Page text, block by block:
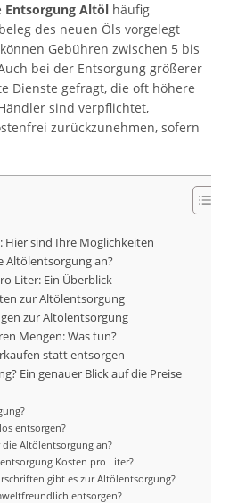
Entsorgung Altöl häufig
des neuen Öls vorgelegt
Gebühren zwischen 5 bis
bei der Entsorgung größerer
Dienste gefragt, die oft höhere
sind verpflichtet,
zurückzunehmen, sofern
sind Ihre Möglichkeiten
Altölentsorgung an?
Liter: Ein Überblick
zur Altölentsorgung
zur Altölentsorgung
Mengen: Was tun?
statt entsorgen
Ein genauer Blick auf die Preise
entsorgen?
Altölentsorgung an?
Kosten pro Liter?
gibt es zur Altölentsorgung?
entsorgen?